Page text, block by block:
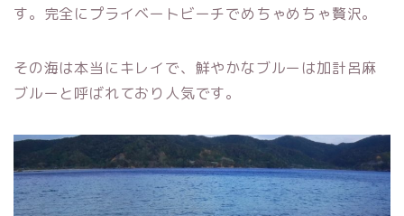
す。完全にプライベートビーチでめちゃめちゃ贅沢。
その海は本当にキレイで、鮮やかなブルーは加計呂麻
ブルーと呼ばれており人気です。